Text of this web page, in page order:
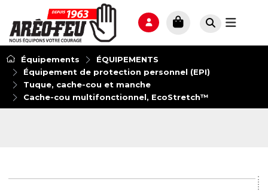
Équipements
ÉQUIPEMENTS
Équipement de protection personnel (EPI)
Tuque, cache-cou et manche
Cache-cou multifonctionnel, EcoStretch™